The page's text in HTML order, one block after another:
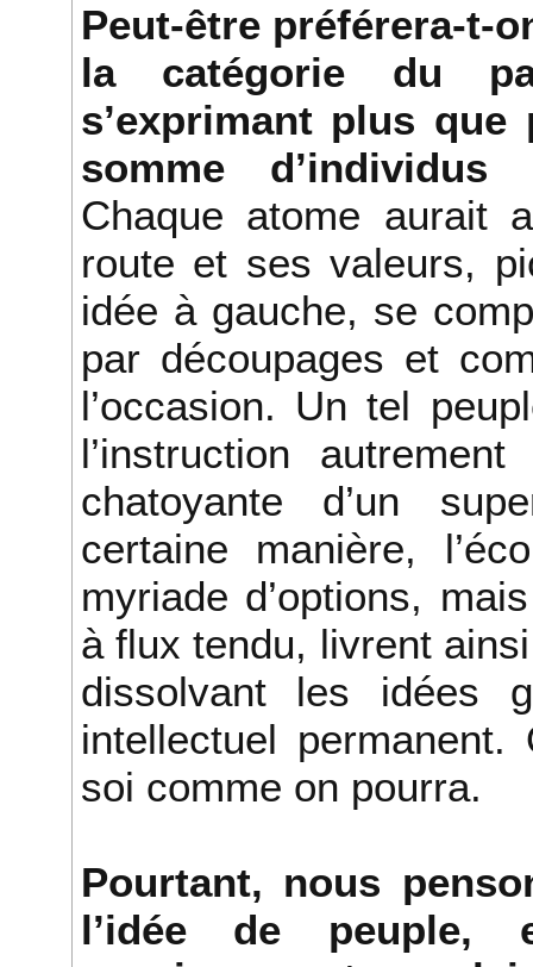
Peut-être préférera-t-
la catégorie du
s’exprimant plus que
somme
Chaque atome aurait
route et ses valeurs,
idée à gauche, se
par découpages et
l’occasion. Un tel
l’instruction
chatoyante d’un
certaine manière,
myriade d’options,
à flux tendu, livrent
dissolvant les idées
intellectuel
soi comme on pourra.
Pourtant, nous
l’idée de